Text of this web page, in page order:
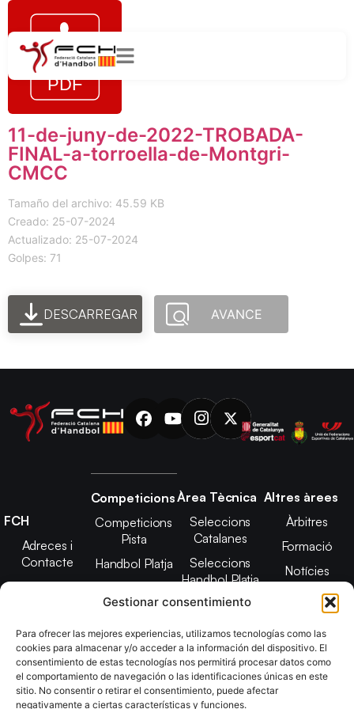
Gestionar consentimiento
Para ofrecer las mejores experiencias, utilizamos tecnologías como las
cookies para almacenar y/o acceder a la información del dispositivo. El
consentimiento de estas tecnologías nos permitirá procesar datos como
el comportamiento de navegación o las identificaciones únicas en este
sitio. No consentir o retirar el consentimiento, puede afectar
negativamente a ciertas características y funciones.
11-de-juny-de-2022-TROBADA-
FINAL-a-torroella-de-Montgri-
CMCC
Tamaño del archivo: 45.59 KB
Creado: 25-07-2024
Actualizado: 25-07-2024
Golpes: 71
DESCARREGAR AVANCE
FCH
Adreces i
Contacte
Junta Directiva
2025
Estatuts
Transparència
Imatge
Competicions
Competicions
Pista
Handbol Platja
Àrea Tècnica
Seleccions
Catalanes
Seleccions
Handbol Platja
Tecnificació
CATH
Promoció
Altres àrees
Àrbitres
Formació
Notícies
Adreces de
contacte